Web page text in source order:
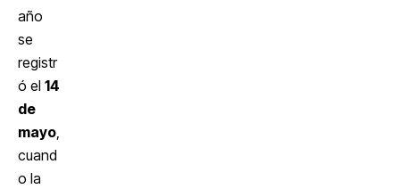
año
se
registr
ó el 14
de
mayo,
cuand
o la